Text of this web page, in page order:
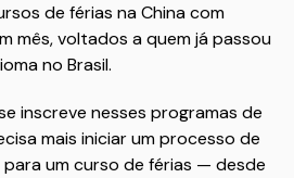
de férias na China com
mês, voltados a quem já passou
no Brasil.
inscreve nesses programas de
mais iniciar um processo de
um curso de férias — desde